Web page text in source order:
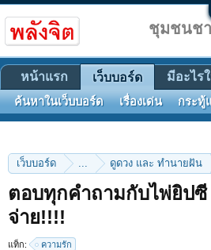
เว็บบอร์ด ... ดูดวง และ ทำนายฝัน
ตอบทุกคำถามกับไพ่ยิป
จ่าย!!!!
แท็ก: ความรัก
1 2 3
ชุมชนช
หน้าแรก เว็บบอร์ด
ค้นหาในเว็บบอร์ด เรื่องเด่น กระทู้
มีอะไร